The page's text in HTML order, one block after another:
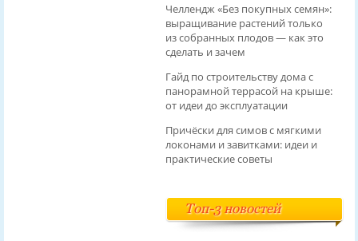
Челлендж «Без покупных семян»:
выращивание растений только
из собранных плодов — как это
сделать и зачем
Гайд по строительству дома с
панорамной террасой на крыше:
от идеи до эксплуатации
Причёски для симов с мягкими
локонами и завитками: идеи и
практические советы
Топ-3 новостей